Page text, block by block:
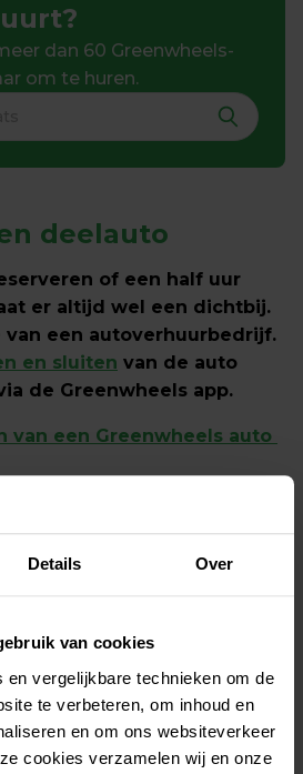
Details Over
van cookies
en vergelijkbare technieken om de
te verbeteren, om inhoud en
en om ons websiteverkeer
cookies verzamelen wij en onze
dan 60 Greenwheels-
om te huren.
deelauto
of een half uur
er altijd wel een dichtbij.
en sluiten van de auto
de Greenwheels app.
van een Greenwheels auto
de Greenwheels app
als het jou uitkomt? Zoek,
APP